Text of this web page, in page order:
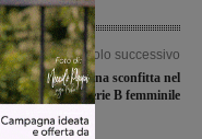
Articolo successivo
Una vittoria e una sconfitta nel
campionato di serie B femminile